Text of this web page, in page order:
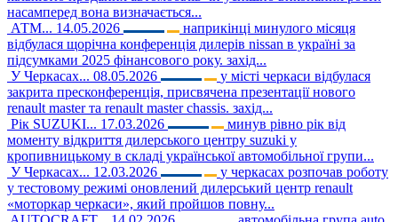
насамперед вона визначається...
АТМ... 14.05.2026
наприкінці минулого місяця
відбулася щорічна конференція дилерів nissan в україні за
підсумками 2025 фінансового року. захід...
У Черкасах... 08.05.2026
у місті черкаси відбулася
закрита пресконференція, присвячена презентації нового
renault master та renault master chassis. захід...
Рік SUZUKI... 17.03.2026
минув рівно рік від
моменту відкриття дилерського центру suzuki у
кропивницькому в складі української автомобільної групи...
У Черкасах... 12.03.2026
у черкасах розпочав роботу
у тестовому режимі оновлений дилерський центр renault
«моторкар черкаси», який пройшов повну...